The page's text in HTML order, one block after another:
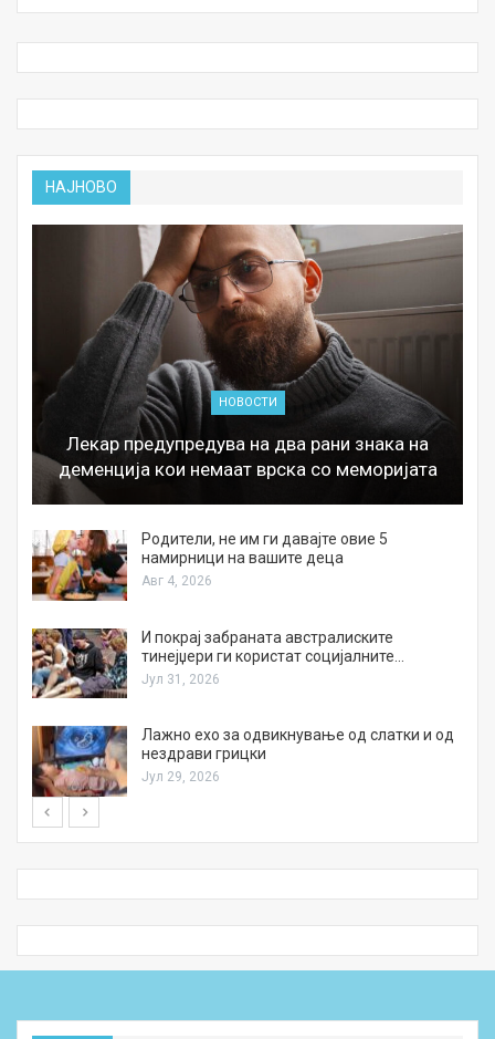
НАЈНОВО
НОВОСТИ
Лекар предупредува на два рани знака на
деменција кои немаат врска со меморијата
Родители, не им ги давајте овие 5
намирници на вашите деца
Авг 4, 2026
И покрај забраната австралиските
тинејџери ги користат социјалните…
Јул 31, 2026
Лажно ехо за одвикнување од слатки и од
нездрави грицки
Јул 29, 2026